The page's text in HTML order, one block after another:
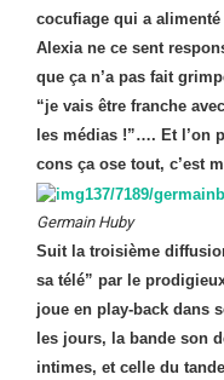
cocufiage qui a
Alexia ne ce sent
que ça n’a pas fait
“je vais être franche
les médias !”…. Et l’on
cons ça ose tout, c’est
Germain Huby
Suit la troisième
sa télé” par le
joue en play-back dans
les jours, la bande son
intimes, et celle du